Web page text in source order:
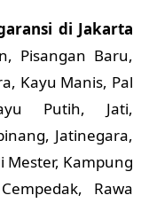
di Jakarta
Pisangan Baru,
Kayu Manis, Pal
Putih, Jati,
Jatinegara,
Mester, Kampung
Rawa